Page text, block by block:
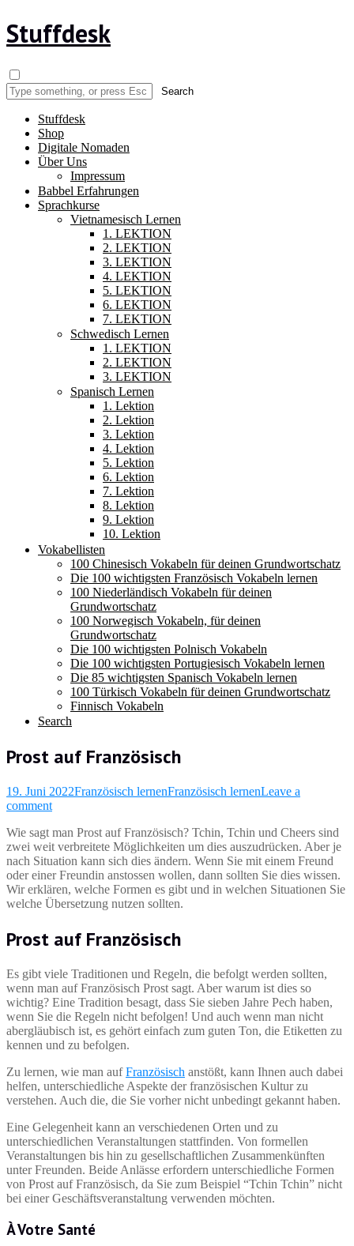
Stuffdesk
Stuffdesk
Shop
Digitale Nomaden
Über Uns
Impressum
Babbel Erfahrungen
Sprachkurse
Vietnamesisch Lernen
1. LEKTION
2. LEKTION
3. LEKTION
4. LEKTION
5. LEKTION
6. LEKTION
7. LEKTION
Schwedisch Lernen
1. LEKTION
2. LEKTION
3. LEKTION
Spanisch Lernen
1. Lektion
2. Lektion
3. Lektion
4. Lektion
5. Lektion
6. Lektion
7. Lektion
8. Lektion
9. Lektion
10. Lektion
Vokabellisten
100 Chinesisch Vokabeln für deinen Grundwortschatz
Die 100 wichtigsten Französisch Vokabeln lernen
100 Niederländisch Vokabeln für deinen
Grundwortschatz
100 Norwegisch Vokabeln, für deinen
Grundwortschatz
Die 100 wichtigsten Polnisch Vokabeln
Die 100 wichtigsten Portugiesisch Vokabeln lernen
Die 85 wichtigsten Spanisch Vokabeln lernen
100 Türkisch Vokabeln für deinen Grundwortschatz
Finnisch Vokabeln
Search
Prost auf Französisch
19. Juni 2022Französisch lernenFranzösisch lernenLeave a
comment
Wie sagt man Prost auf Französisch? Tchin, Tchin und Cheers sind
zwei weit verbreitete Möglichkeiten um dies auszudrücken. Aber je
nach Situation kann sich dies ändern. Wenn Sie mit einem Freund
oder einer Freundin anstossen wollen, dann sollten Sie dies wissen.
Wir erklären, welche Formen es gibt und in welchen Situationen Sie
welche Übersetzung nutzen sollten.
Prost auf Französisch
Es gibt viele Traditionen und Regeln, die befolgt werden sollten,
wenn man auf Französisch Prost sagt. Aber warum ist dies so
wichtig? Eine Tradition besagt, dass Sie sieben Jahre Pech haben,
wenn Sie die Regeln nicht befolgen! Und auch wenn man nicht
abergläubisch ist, es gehört einfach zum guten Ton, die Etiketten zu
kennen und zu befolgen.
Zu lernen, wie man aufFranzösisch anstößt, kann Ihnen auch dabei
helfen, unterschiedliche Aspekte der französischen Kultur zu
verstehen. Auch die, die Sie vorher nicht unbedingt gekannt haben.
Eine Gelegenheit kann an verschiedenen Orten und zu
unterschiedlichen Veranstaltungen stattfinden. Von formellen
Veranstaltungen bis hin zu gesellschaftlichen Zusammenkünften
unter Freunden. Beide Anlässe erfordern unterschiedliche Formen
von Prost auf Französisch, da Sie zum Beispiel “Tchin Tchin” nicht
bei einer Geschäftsveranstaltung verwenden möchten.
À Votre Santé